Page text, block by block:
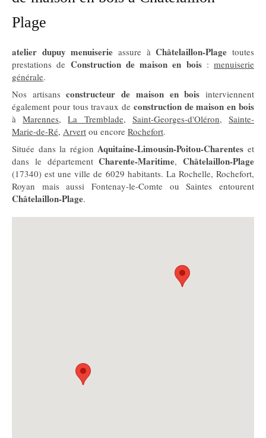
Plage
atelier dupuy menuiserie assure àChâtelaillon-Plage toutes
prestations de Construction de maison en bois: menuiserie
générale.
Nos artisansconstructeur de maison en bois interviennent
également pour tous travaux de construction de maison en bois
àMarennes,La Tremblade, Saint-Georges-d'Oléron,Sainte-
Marie-de-Ré, Arvert ou encore Rochefort.
Située dans la régionAquitaine-Limousin-Poitou-Charentes et
dans le départementCharente-Maritime, Châtelaillon-Plage
(17340) est une ville de 6029 habitants. La Rochelle, Rochefort,
Royan mais aussi Fontenay-le-Comte ou Saintes entourent
Châtelaillon-Plage.